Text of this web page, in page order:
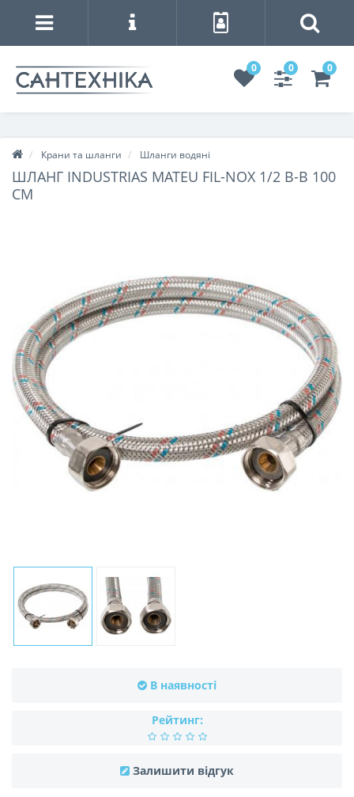
0 0 0
Крани та шланги Шланги водяні
ШЛАНГ INDUSTRIAS MATEU FIL-NOX 1/2 В-В 100
СМ
В наявності
Рейтинг:
Залишити відгук